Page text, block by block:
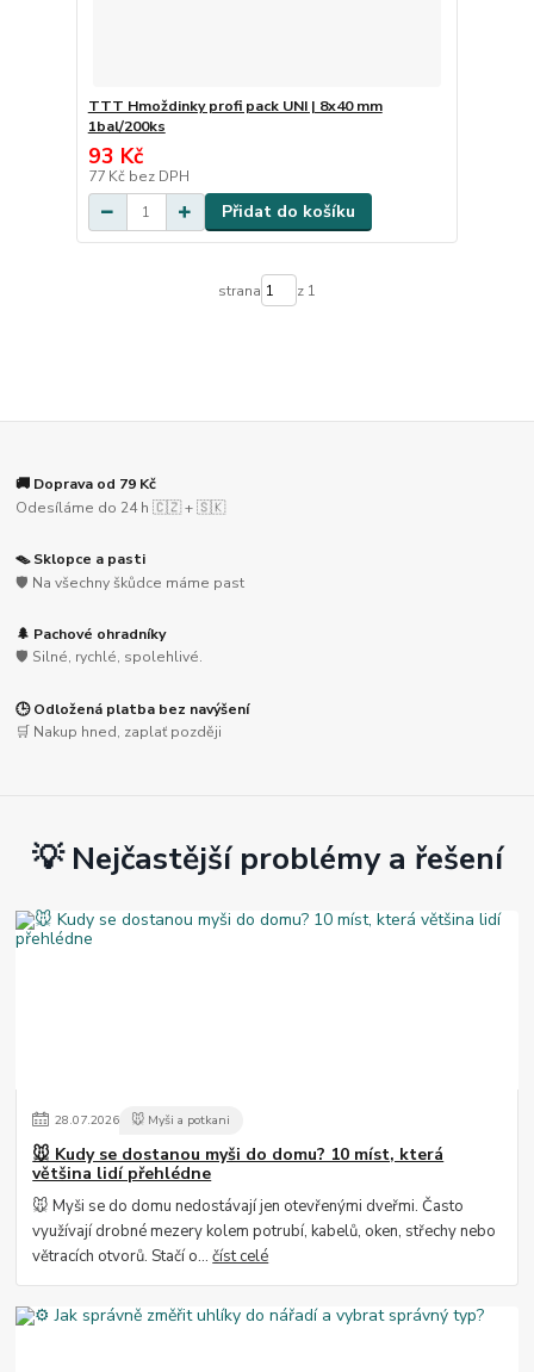
TTT Hmoždinky profi pack UNI | 8x40 mm
1bal/200ks
93 Kč
77 Kč bez DPH
Přidat do košíku
strana z 1
🚚 Doprava od 79 Kč
Odesíláme do 24 h 🇨🇿 + 🇸🇰
🪤 Sklopce a pasti
🛡️ Na všechny škůdce máme past
🌲 Pachové ohradníky
🛡️ Silné, rychlé, spolehlivé.
🕒 Odložená platba bez navýšení
🛒 Nakup hned, zaplať později
💡 Nejčastější problémy a řešení
28.07.2026 🐭 Myši a potkani
🐭 Kudy se dostanou myši do domu? 10 míst, která
většina lidí přehlédne
🐭 Myši se do domu nedostávají jen otevřenými dveřmi. Často
využívají drobné mezery kolem potrubí, kabelů, oken, střechy nebo
větracích otvorů. Stačí o...číst celé